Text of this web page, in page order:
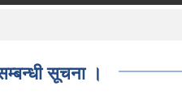
सूचना ।